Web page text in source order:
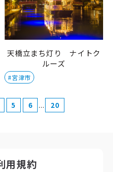
天橋立まち灯り ナイトク
ルーズ
#宮津市
5 6 ... 20
用規約